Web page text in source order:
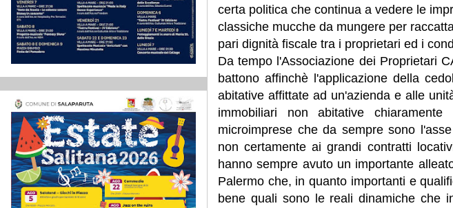
certa politica che continua a vedere le
classiche mucche da mungere per
pari dignità fiscale tra i proprietari ed i
Da tempo l'Associazione dei Proprietari
battono affinchè l'applicazione della
abitative affittate ad un'azienda e alle
immobiliari non abitative
microimprese che da sempre sono
non certamente ai grandi contratti
hanno sempre avuto un importante
Palermo che, in quanto importanti e
bene quali sono le reali dinamiche che